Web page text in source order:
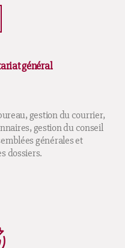
général
gestion du courrier,
gestion du conseil
générales et
dossiers.